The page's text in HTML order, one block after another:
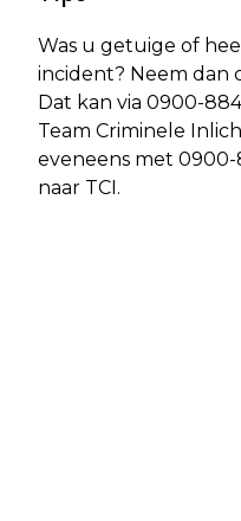
Was u getuige of
incident? Neem dan
Dat kan via 0900-
Team Criminele
eveneens met
naar TCI.